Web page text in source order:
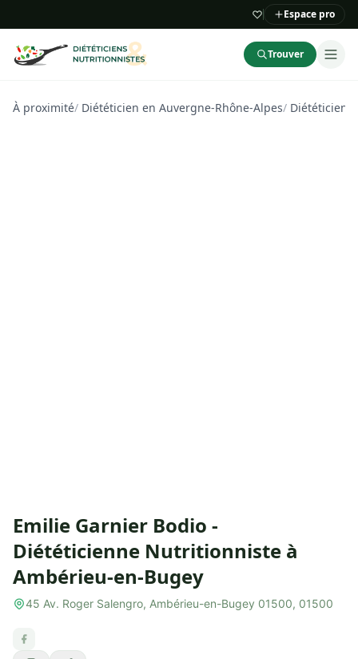
Espace pro
Trouver
À proximité/ Diététicien en Auvergne-Rhône-Alpes/ Diététicien
Emilie Garnier Bodio -
Diététicienne Nutritionniste à
Ambérieu-en-Bugey
45 Av. Roger Salengro, Ambérieu-en-Bugey 01500, 01500